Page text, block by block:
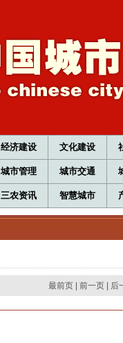
经济建设 文化建设
城市管理 城市交通
三农资讯 智慧城市
最前页 |前一页 后